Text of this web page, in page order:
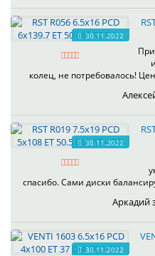
30.11.2022
колец, не потребовалось!
30.11.2022
спасибо. Сами диски
Аркадий
30.11.2022